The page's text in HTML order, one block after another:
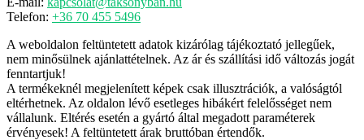
Telefon: +36 70 455 5496
A weboldalon feltüntetett adatok kizárólag tájékoztató jellegűek,
nem minősülnek ajánlattételnek. Az ár és szállítási idő változás jogát
fenntartjuk!
A termékeknél megjelenített képek csak illusztrációk, a valóságtól
eltérhetnek. Az oldalon lévő esetleges hibákért felelősséget nem
vállalunk. Eltérés esetén a gyártó által megadott paraméterek
érvényesek! A feltüntetett árak bruttóban értendők.